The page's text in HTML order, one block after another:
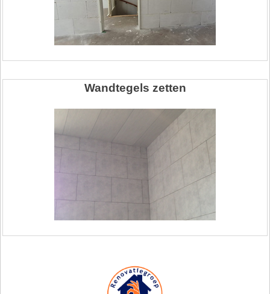
Wandtegels zetten